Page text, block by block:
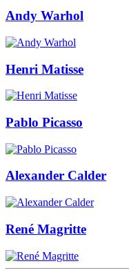
Andy Warhol
Henri Matisse
Pablo Picasso
Alexander Calder
René Magritte